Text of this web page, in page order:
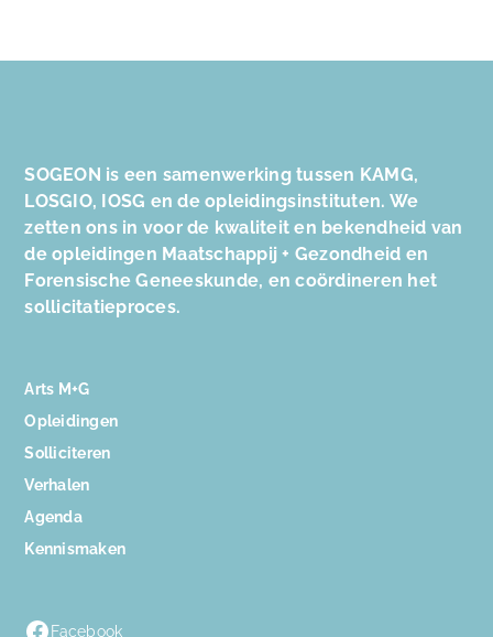
SOGEON is een samenwerking tussen KAMG,
LOSGIO, IOSG en de opleidingsinstituten. We
zetten ons in voor de kwaliteit en bekendheid van
de opleidingen Maatschappij + Gezondheid en
Forensische Geneeskunde, en coördineren het
sollicitatieproces.
Arts M+G
Opleidingen
Solliciteren
Verhalen
Agenda
Kennismaken
Facebook